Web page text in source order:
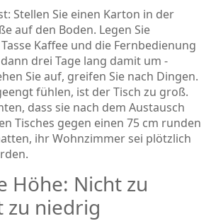
Stellen Sie einen Karton in der
auf den Boden. Legen Sie
Kaffee und die Fernbedienung
drei Tage lang damit um -
Sie auf, greifen Sie nach Dingen.
fühlen, ist der Tisch zu groß.
dass sie nach dem Austausch
Tisches gegen einen 75 cm runden
ihr Wohnzimmer sei plötzlich
Höhe: Nicht zu
zu niedrig